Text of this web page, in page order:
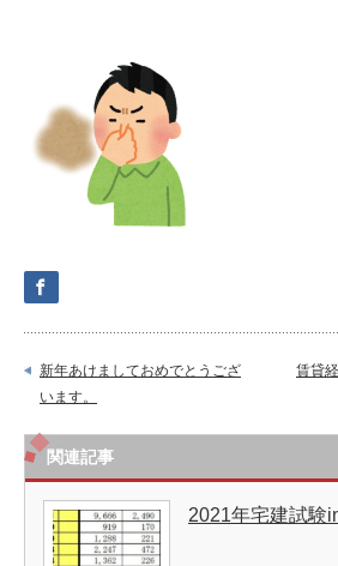
新年あけましておめでとうござ
います。
賃貸
関連記事
2021年宅建試験